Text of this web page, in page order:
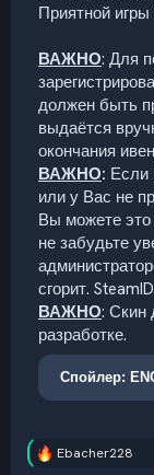
Приятной игры
ВАЖНО: Для
должен быть
выдаётся
окончания
ВАЖНО: Если
или у Вас не
Вы можете это
не забудьте
сгорит.
ВАЖНО: Скин
разработке.
Спойлер:
Р
Ebacher228